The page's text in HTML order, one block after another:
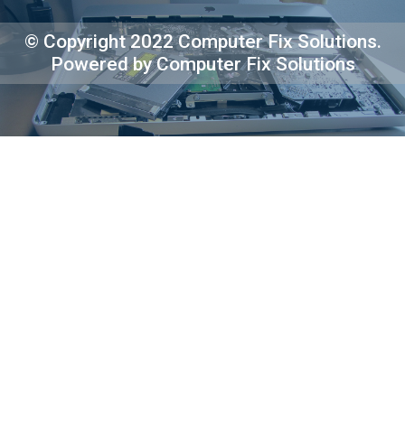
© Copyright 2022 Computer Fix Solutions.
Powered by Computer Fix Solutions